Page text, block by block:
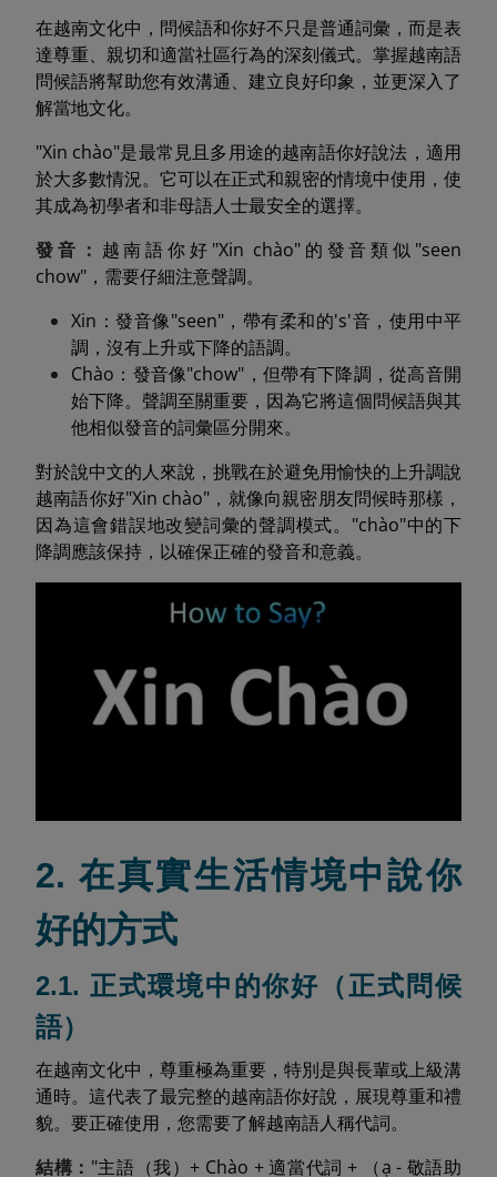
在越南文化中，問候語和你好不只是普通詞彙，而是表
達尊重、親切和適當社區行為的深刻儀式。掌握越南語
問候語將幫助您有效溝通、建立良好印象，並更深入了
解當地文化。
"Xin chào"是最常見且多用途的越南語你好說法，適用
於大多數情況。它可以在正式和親密的情境中使用，使
其成為初學者和非母語人士最安全的選擇。
發音： 越南語你好"Xin chào"的發音類似"seen
chow"，需要仔細注意聲調。
Xin：發音像"seen"，帶有柔和的's'音，使用中平
調，沒有上升或下降的語調。
Chào：發音像"chow"，但帶有下降調，從高音開
始下降。聲調至關重要，因為它將這個問候語與其
他相似發音的詞彙區分開來。
對於說中文的人來說，挑戰在於避免用愉快的上升調說
越南語你好"Xin chào"，就像向親密朋友問候時那樣，
因為這會錯誤地改變詞彙的聲調模式。"chào"中的下
降調應該保持，以確保正確的發音和意義。
2. 在真實生活情境中說你
好的方式
2.1. 正式環境中的你好（正式問候
語）
在越南文化中，尊重極為重要，特別是與長輩或上級溝
通時。這代表了最完整的越南語你好說，展現尊重和禮
貌。要正確使用，您需要了解越南語人稱代詞。
結構： "主語（我）+ Chào + 適當代詞 + （ạ - 敬語助